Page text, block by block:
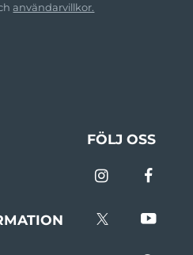
användarvillkor.
FÖLJ OSS